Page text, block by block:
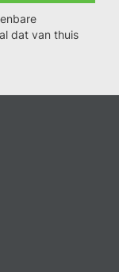
dat van thuis